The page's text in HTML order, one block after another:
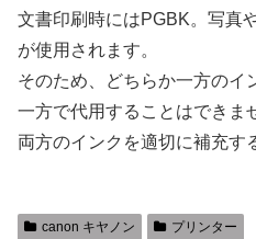
文書印刷時にはPGBK。写真
が使用されます。​
そのため、どちらか一方のイ
一方で代用することはできま
両方のインクを適切に補充す
canon キヤノン プリンター